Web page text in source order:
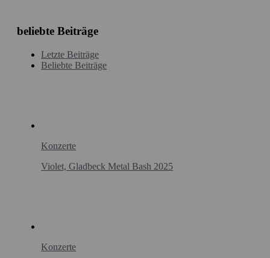
beliebte Beiträge
Letzte Beiträge
Beliebte Beiträge
Konzerte
Violet, Gladbeck Metal Bash 2025
Konzerte